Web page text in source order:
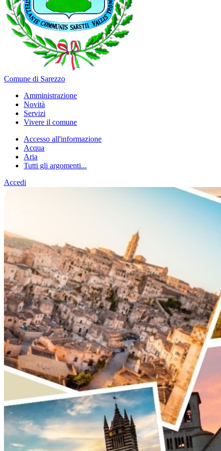
Comune di Sarezzo
Amministrazione
Novità
Servizi
Vivere il comune
Accesso all'informazione
Acqua
Aria
Tutti gli argomenti...
Accedi